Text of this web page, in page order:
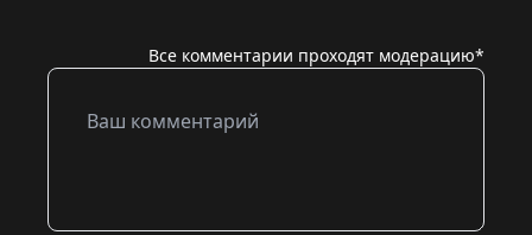
Все комментарии проходят модерацию*